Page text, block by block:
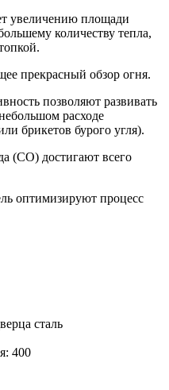
увеличению площади
количеству тепла,
прекрасный обзор огня.
позволяют развивать
расходе
брикетов бурого угля).
(СО) достигают всего
оптимизируют процесс
сталь
400